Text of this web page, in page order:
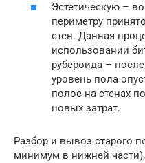
Эстетическую –
периметру
стен. Данная
использовании
рубероида –
уровень пола
полос на стенах
новых затрат.
Разбор и вывоз старого
минимум в нижней